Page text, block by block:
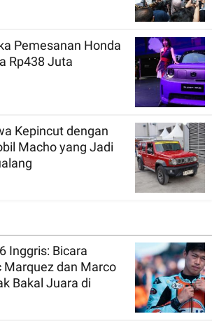
Pemesanan Honda
Rp438 Juta
Kepincut dengan
Macho yang Jadi
Inggris: Bicara
Marquez dan Marco
Bakal Juara di